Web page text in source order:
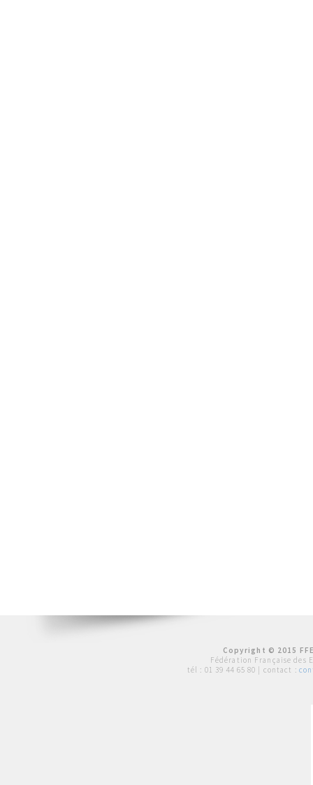
Copyright © 2015
Fédération Française des
tél : 01 39 44 65 80 | contact :